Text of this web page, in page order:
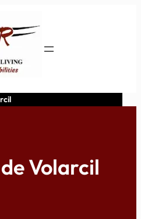
Volarcil